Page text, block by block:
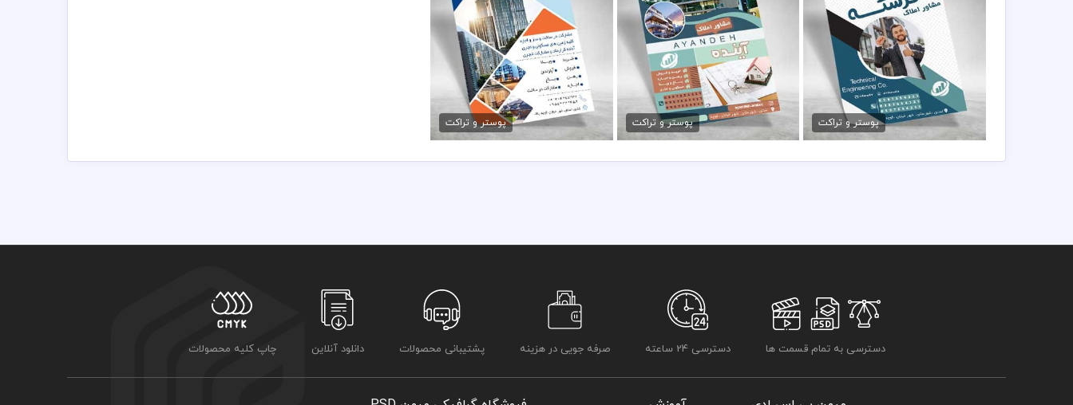
قبل از چاپ و استفاده تراکت رعایت مواردی نظیر غلط املایی، کنترل پنتت رنگی . مد رنگی و کیفیت مناسب عکس و وکتور به عهده
خریدار می باشد
در طراحی تراکت از لوگو و نشان های تجاری نمادین استفاده شده است و مسئولیت استفاده از همان لوگو به عهده خریدار می باشد
رعایت کلیه قوانین موجود در سایت به عهده خریدار می باشد
تراکت مشاور املاک PSD
79,000 تومان
پوستر و تراکت
دانلود تراکت مشاور املاک
89,000 تومان
پوستر و تراکت
طرح تراکت مشاور املاک
79,000 تومان
پوستر و تراکت
دسترسی به تمام قسمت ها دسترسی 24 ساعته صرفه جویی در هزینه پشتیبانی محصولات دانلود آنلاین چاپ کلیه محصولات